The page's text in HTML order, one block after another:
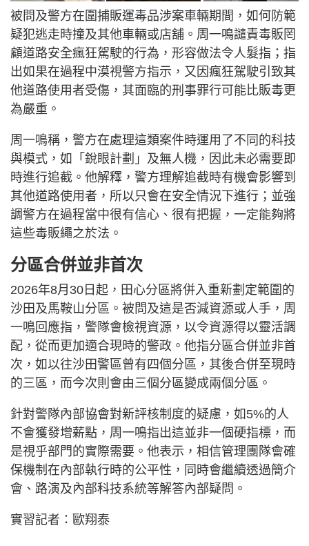
被問及警方在圍捕販運毒品涉案車輛期間，如何防範
疑犯逃走時撞及其他車輛或店舖。周一鳴譴責毒販罔
顧道路安全瘋狂駕駛的行為，形容做法令人髮指；指
出如果在過程中漠視警方指示，又因瘋狂駕駛引致其
他道路使用者受傷，其面臨的刑事罪行可能比販毒更
為嚴重。
​周一鳴稱，警方在處理這類案件時運用了不同的科技
與模式，如「銳眼計劃」及無人機，因此未必需要即
時進行追截。他解釋，警方理解追截時有機會影響到
其他道路使用者，所以只會在安全情況下進行；並強
調警方在過程當中很有信心、很有把握，一定能夠將
這些毒販繩之於法。
分區合併並非首次
​2026年8月30日起，田心分區將併入重新劃定範圍的
沙田及馬鞍山分區。被問及這是否減資源或人手，周
一鳴回應指，警隊會檢視資源，以令資源得以靈活調
配，從而更加適合現時的警政。他指分區合併並非首
次，如以往沙田警區曾有四個分區，其後合併至現時
的三區，而今次則會由三個分區變成兩個分區。
​針對警隊內部協會對新評核制度的疑慮，如5%的人
不會獲發增薪點，周一鳴指出這並非一個硬指標，而
是視乎部門的實際需要。他表示，相信管理團隊會確
保機制在內部執行時的公平性，同時會繼續透過簡介
會、路演及內部科技系統等解答內部疑問。
實習記者：歐翔泰